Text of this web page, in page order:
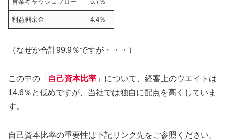
営業キャッシュフロー 5.7％
利益剰余金 4.4％
（なぜか合計99.9％ですが・・・）
この中の「 自己資本比率 」について、経審上のウエイトは
14.6％と低めですが、当社では独自に配点を高くしていま
す。
自己資本比率の重要性は下記リンク先をご参照ください。